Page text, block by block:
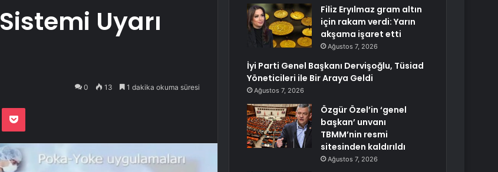
Uyarı
0 13 1 dakika okuma süresi
Pocket
Filiz Eryılmaz gram altın
için rakam verdi: Yarın
akşama işaret etti
Ağustos 7, 2026
İyi Parti Genel Başkanı Dervişoğlu, Tüsiad
Yöneticileri ile Bir Araya Geldi
Ağustos 7, 2026
Özgür Özel’in ‘genel
başkan’ unvanı
TBMM’nin resmi
sitesinden kaldırıldı
Ağustos 7, 2026